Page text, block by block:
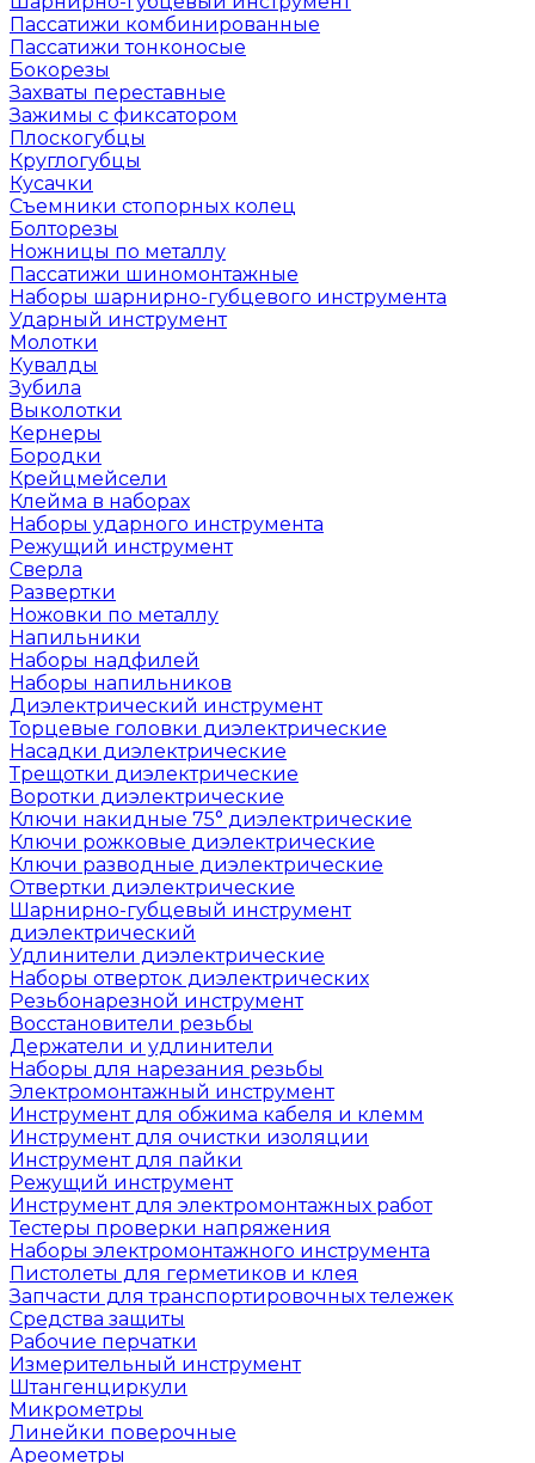
Пассатижи комбинированные
Пассатижи тонконосые
Бокорезы
Захваты переставные
Зажимы с фиксатором
Плоскогубцы
Круглогубцы
Кусачки
Съемники стопорных колец
Болторезы
Ножницы по металлу
Пассатижи шиномонтажные
Наборы шарнирно-губцевого инструмента
Ударный инструмент
Молотки
Кувалды
Зубила
Выколотки
Кернеры
Бородки
Крейцмейсели
Клейма в наборах
Наборы ударного инструмента
Режущий инструмент
Сверла
Развертки
Ножовки по металлу
Напильники
Наборы надфилей
Наборы напильников
Диэлектрический инструмент
Торцевые головки диэлектрические
Насадки диэлектрические
Трещотки диэлектрические
Воротки диэлектрические
Ключи накидные 75° диэлектрические
Ключи рожковые диэлектрические
Ключи разводные диэлектрические
Отвертки диэлектрические
Шарнирно-губцевый инструмент
диэлектрический
Удлинители диэлектрические
Наборы отверток диэлектрических
Резьбонарезной инструмент
Восстановители резьбы
Держатели и удлинители
Наборы для нарезания резьбы
Электромонтажный инструмент
Инструмент для обжима кабеля и клемм
Инструмент для очистки изоляции
Инструмент для пайки
Режущий инструмент
Инструмент для электромонтажных работ
Тестеры проверки напряжения
Наборы электромонтажного инструмента
Пистолеты для герметиков и клея
Запчасти для транспортировочных тележек
Средства защиты
Рабочие перчатки
Измерительный инструмент
Штангенциркули
Микрометры
Линейки поверочные
Ареометры